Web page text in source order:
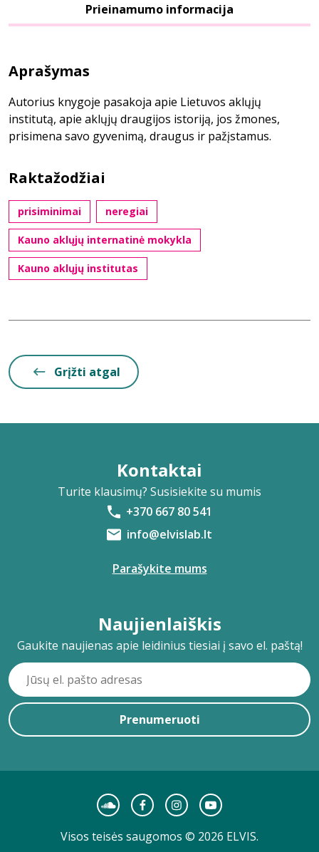
Prieinamumo informacija
Aprašymas
Autorius knygoje pasakoja apie Lietuvos aklųjų
institutą, apie aklųjų draugijos istoriją, jos žmones,
prisimena savo gyvenimą, draugus ir pažįstamus.
Raktažodžiai
prisiminimai neregiai
Kauno aklųjų internatinė mokykla
Kauno aklųjų institutas
Grįžti atgal
Kontaktai
Turite klausimų? Susisiekite su mumis
+370 667 80 541
info@elvislab.lt
Parašykite mums
Naujienlaiškis
Gaukite naujienas apie leidinius tiesiai į savo el. paštą!
Prenumeruoti
Visos teisės saugomos © 2026 ELVIS.